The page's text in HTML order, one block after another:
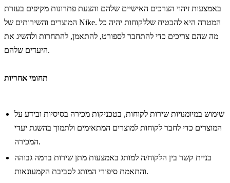
באמצעות זיהוי הצרכים האישיים שלהם והצעת פתרונות מקיפים בעזרת
המוצרים והשירותים של Nike. המטרה היא להבטיח שללקוחות יהיה כל
מה שהם צריכים כדי להתחבר לספורט, להתאמן, להתחרות ולהשיג את
היעדים שלהם.
תחומי אחריות
שימוש במיומנויות שירות לקוחות, בטכניקות מכירה בסיסיות ובידע על
המוצרים כדי לחבר לקוחות למוצרים המתאימים ולתמוך בהשגת יעדי
המכירה.
בניית קשר בין הלקוח/ה למותג באמצעות מתן שירות ברמה גבוהה
והתאמת סיפורי המותג לסביבת הקמעונאות.